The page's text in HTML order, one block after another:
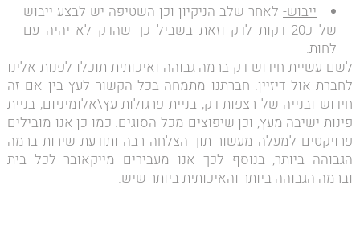
ייבוש-לאחר שלב הניקיון וכן השטיפה יש לבצע ייבוש
של כ20 דקות לדק וזאת בשביל כך שהדק לא יהיה עם
לחות.
לשם עשיית חידוש דק ברמה גבוהה ואיכותית תוכלו לפנות אלינו
לחברת אול דיזיין. חברתנו מתמחה בכל הקשור לעץ בין אם זה
חידוש ובנייה של רצפות דק, בניית פרגולות עץ\אלומיניום, בניית
פינות ישיבה מעץ, וכן שיפוצים מכל הסוגים. כמו כן אנו מובילים
פרויקטים למעלה מעשור תוך הצלחה רבה ותודעת שירות ברמה
הגבוהה ביותר, בנוסף לכך אנו מעבירים מייקאובר לכל בית
וברמה הגבוהה ביותר והאיכותית ביותר שיש.